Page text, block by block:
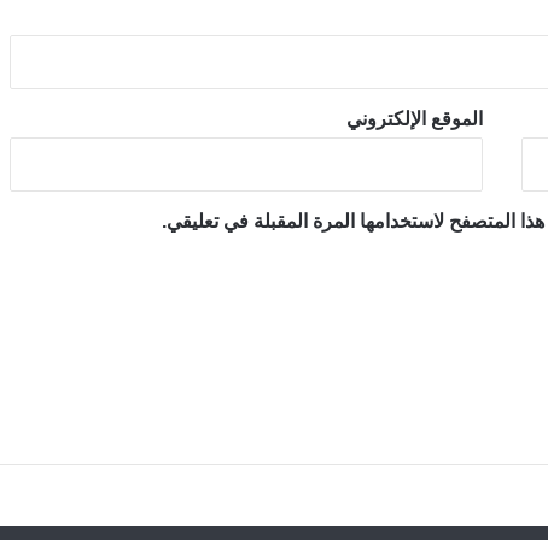
الموقع الإلكتروني
المتصفح لاستخدامها المرة المقبلة في تعليقي.